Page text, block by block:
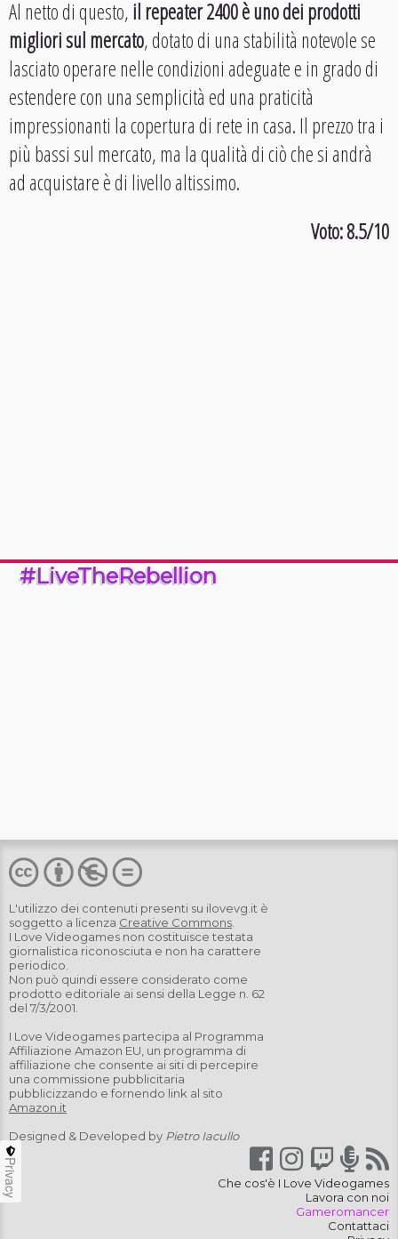
Al netto di questo,il repeater 2400 è uno dei prodotti
migliori sul mercato, dotato di una stabilità notevole se
lasciato operare nelle condizioni adeguate e in grado di
estendere con una semplicità ed una praticità
impressionanti la copertura di rete in casa. Il prezzo tra i
più bassi sul mercato, ma la qualità di ciò che si andrà
ad acquistare è di livello altissimo.
Voto: 8.5/10
#LiveTheRebellion
L'utilizzo dei contenuti presenti su ilovevg.it è
soggetto a licenza Creative Commons.
I Love Videogames non costituisce testata
giornalistica riconosciuta e non ha carattere
periodico.
Non può quindi essere considerato come
prodotto editoriale ai sensi della Legge n. 62
del 7/3/2001.
I Love Videogames partecipa al Programma
Affiliazione Amazon EU, un programma di
affiliazione che consente ai siti di percepire
una commissione pubblicitaria
pubblicizzando e fornendo link al sito
Amazon.it
Designed & Developed by Pietro Iacullo
Che cos'è I Love Videogames
Lavora con noi
Gameromancer
Contattaci
Privacy